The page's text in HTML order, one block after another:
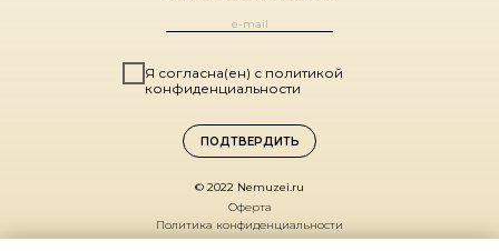
Я согласна(ен) с политикой
конфиденциальности
ПОДТВЕРДИТЬ
Оферта
Политика конфиденциальности
© 2022 Nemuzei.ru